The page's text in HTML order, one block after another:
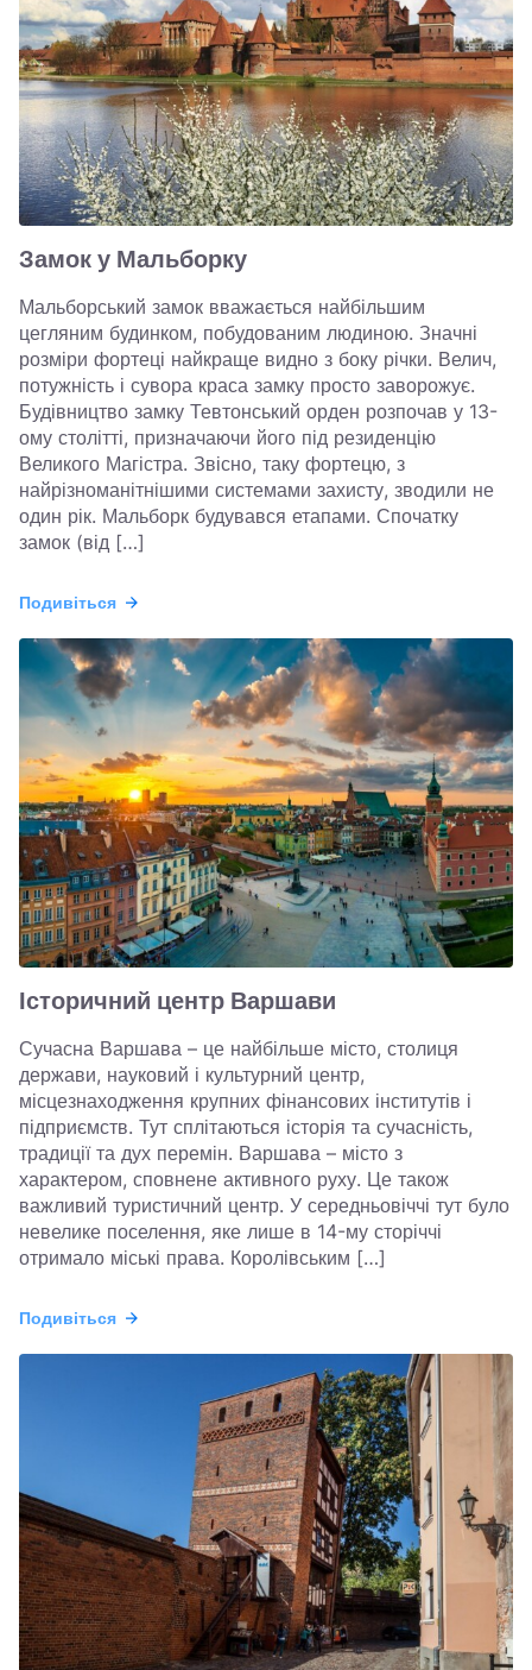
Замок у Мальборку
Мальборський замок вважається найбільшим
цегляним будинком, побудованим людиною. Значні
розміри фортеці найкраще видно з боку річки. Велич,
потужність і сувора краса замку просто заворожує.
Будівництво замку Тевтонський орден розпочав у 13-
ому столітті, призначаючи його під резиденцію
Великого Магістра. Звісно, таку фортецю, з
найрізноманітнішими системами захисту, зводили не
один рік. Мальборк будувався етапами. Спочатку
замок (від […]
Подивіться
Історичний центр Варшави
Сучасна Варшава – це найбільше місто, столиця
держави, науковий і культурний центр,
місцезнаходження крупних фінансових інститутів і
підприємств. Тут сплітаються історія та сучасність,
традиції та дух перемін. Варшава – місто з
характером, сповнене активного руху. Це також
важливий туристичний центр. У середньовіччі тут було
невелике поселення, яке лише в 14-му сторіччі
отримало міські права. Королівським […]
Подивіться